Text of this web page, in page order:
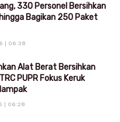
330 Personel Bersihkan
Bagikan 250 Paket
| 06:38
Alat Berat Bersihkan
PUPR Fokus Keruk
| 06:28